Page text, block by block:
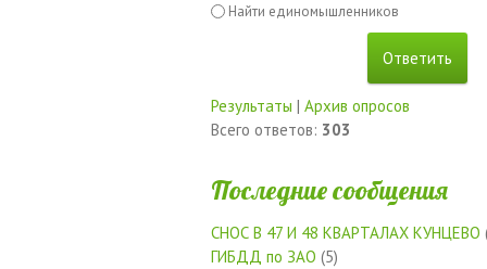
Найти единомышленников
Результаты | Архив опросов
Всего ответов: 303
Последние сообщения
СНОС В 47 И 48 КВАРТАЛАХ КУНЦЕВО
ГИБДД по ЗАО (5)